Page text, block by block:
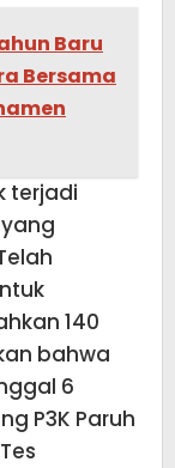
Baru
Bersama
terjadi
140
bahwa
6
P3K Paruh